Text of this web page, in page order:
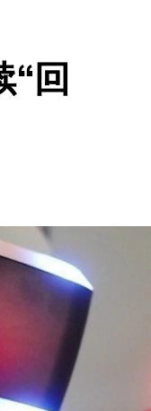
回